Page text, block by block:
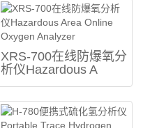
XRS-700在线防爆氧分
析仪Hazardous A